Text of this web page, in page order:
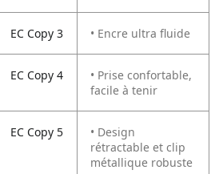
EC Copy 3 • Encre ultra fluide
EC Copy 4
• Prise confortable,
facile à tenir
EC Copy 5
• Design
rétractable et clip
métallique robuste